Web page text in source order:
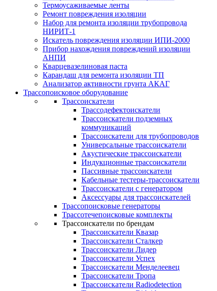
Термоусаживаемые ленты
Ремонт повреждения изоляции
Набор для ремонта изоляции трубопровода
НИРИТ-1
Искатель повреждения изоляции ИПИ-2000
Прибор нахождения повреждений изоляции
АНПИ
Кварцевазелиновая паста
Карандаш для ремонта изоляции ТП
Анализатор активности грунта АКАГ
Трассопоисковое оборудование
Трассоискатели
Трассодефектоискатели
Трассоискатели подземных
коммуникаций
Трассоискатели для трубопроводов
Универсальные трассоискатели
Акустические трассоискатели
Индукционные трассоискатели
Пассивные трассоискатели
Кабельные тестеры-трассоискатели
Трассоискатели с генератором
Аксессуары для трассоискателей
Трассопоисковые генераторы
Трассотечепоисковые комплекты
Трассоискатели по брендам
Трассоискатели Квазар
Трассоискатели Сталкер
Трассоискатели Лидер
Трассоискатели Успех
Трассоискатели Менделеевец
Трассоискатели Тропа
Трассоискатели Radiodetection